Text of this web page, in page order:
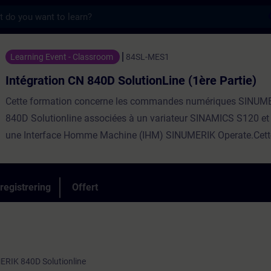
840D SolutionLine (1ère Partie) -
Learning Event - Classroom 84SL-MES1
Intégration CN 840D SolutionLine (1ère Partie)
Cette formation concerne les commandes numériques
840D Solutionline associées à un variateur SINAMICS S120
une Interface Homme Machine (IHM) SINUMERIK
PratiqueParticipants max8Evaluation des acquisOuiEligible
ⓘNonCertificationNon
Offert
840D Solutionline